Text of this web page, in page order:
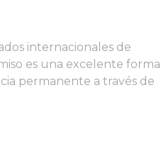
internacionales de
es una excelente forma
permanente a través de